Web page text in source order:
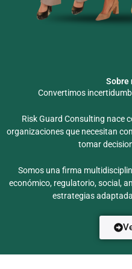
Sobre
Convertimos
Risk Guard Consulting nace
organizaciones que necesitan
tomar
Somos una firma
económico, regulatorio, social,
estrategias